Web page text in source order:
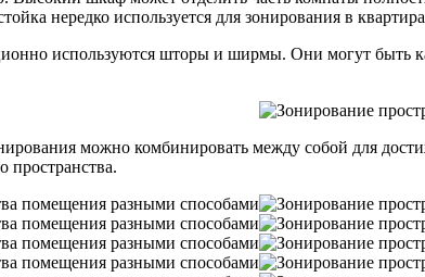
нередко используется для зонирования в
используются шторы и ширмы. Они могут быть
можно комбинировать между собой для
пространства.